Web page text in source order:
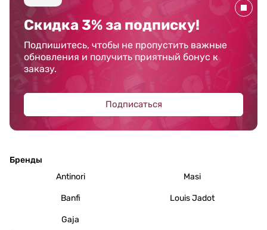
Скидка 3% за подписку!
Подпишитесь, чтобы не пропустить важные
обновления и получить приятный бонус к
заказу.
Подписаться
Бренды
Antinori
Masi
Banfi Louis Jadot
Gaja